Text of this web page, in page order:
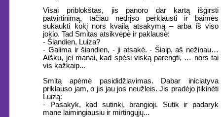
Visai priblokštas, jis panoro dar kartą išgirsti
patvirtinimą, tačiau nedrįso perklausti ir baimės
sukaukti kokį nors kvailą atsakymą – arba iš viso
jokio. Tad Smitas atsikvėpė ir paklausė:
- Šiandien, Luiza?
- Galima ir šiandien, - ji atsakė. - Šiaip, aš nežinau…
Aišku, jei manai, kad spėsi viską parengti, … nors tai
vis kažkaip...
Smitą apėmė pasididžiavimas. Dabar iniciatyva
priklauso jam, o jis jau jos neužleis. Jis pradėjo įtikinėti
Luizą:
- Pasakyk, kad sutinki, brangioji. Sutik ir padaryk
mane laimingiausiu ir mirtingųjų...